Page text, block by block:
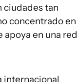
ciudades tan
concentrado en
en una red
internacional